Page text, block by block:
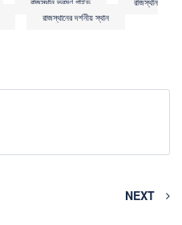
রাজস্থানের দর্শনীয় স্থান
NEXT